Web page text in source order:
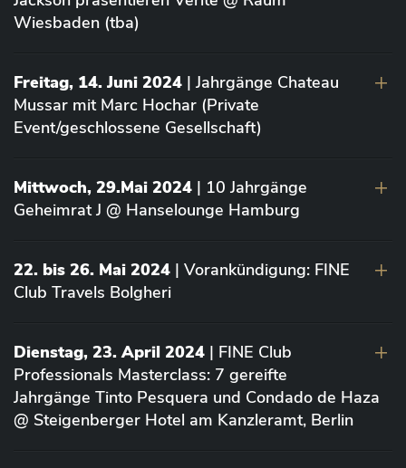
Wiesbaden (tba)
Freitag, 14. Juni 2024 | Jahrgänge Chateau
Mussar mit Marc Hochar (Private
Event/geschlossene Gesellschaft)
Mittwoch, 29.Mai 2024 | 10 Jahrgänge
Geheimrat J @ Hanselounge Hamburg
22. bis 26. Mai 2024 | Vorankündigung: FINE
Club Travels Bolgheri
Dienstag, 23. April 2024 | FINE Club
Professionals Masterclass: 7 gereifte
Jahrgänge Tinto Pesquera und Condado de Haza
@ Steigenberger Hotel am Kanzleramt, Berlin